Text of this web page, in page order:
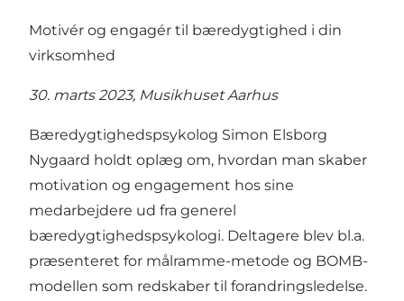
Motivér og engagér til bæredygtighed i din
virksomhed
30. marts 2023, Musikhuset Aarhus
Bæredygtighedspsykolog Simon Elsborg
Nygaard holdt oplæg om, hvordan man skaber
motivation og engagement hos sine
medarbejdere ud fra generel
bæredygtighedspsykologi. Deltagere blev bl.a.
præsenteret for målramme-metode og BOMB-
modellen som redskaber til forandringsledelse.